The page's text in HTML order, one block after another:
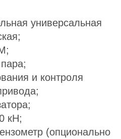
универсальная
и контроля
кН;
(опционально